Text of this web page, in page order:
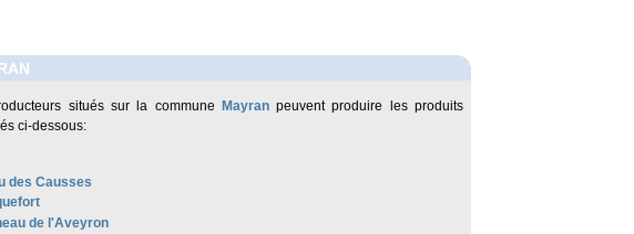
situés sur la commune Mayranpeuvent produire les produits
ci-dessous:
des Causses
de l'Aveyron